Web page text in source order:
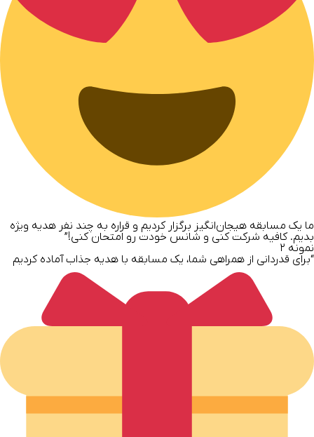
ما یک مسابقه هیجان‌انگیز برگزار کردیم و قراره به چند نفر هدیه ویژه
بدیم. کافیه شرکت کنی و شانس خودت رو امتحان کنی!”
نمونه ۲
“برای قدردانی از همراهی شما، یک مسابقه با هدیه جذاب آماده کردیم